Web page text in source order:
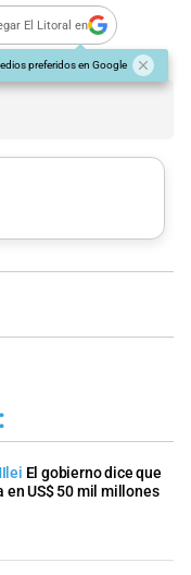
El Litoral en
preferidos en Google
El gobierno dice que
en US$ 50 mil millones